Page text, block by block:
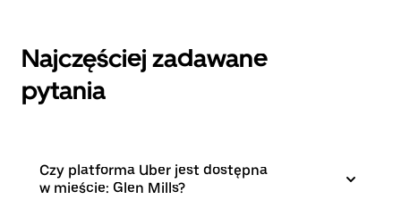
Najczęściej zadawane
pytania
Czy platforma Uber jest dostępna
w mieście: Glen Mills?